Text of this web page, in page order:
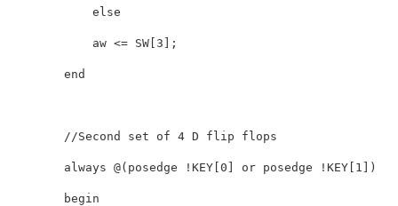
            else
            aw <= SW[3];
        end
        //Second set of 4 D flip flops
        always @(posedge !KEY[0] or posedge !KEY[1])
        begin